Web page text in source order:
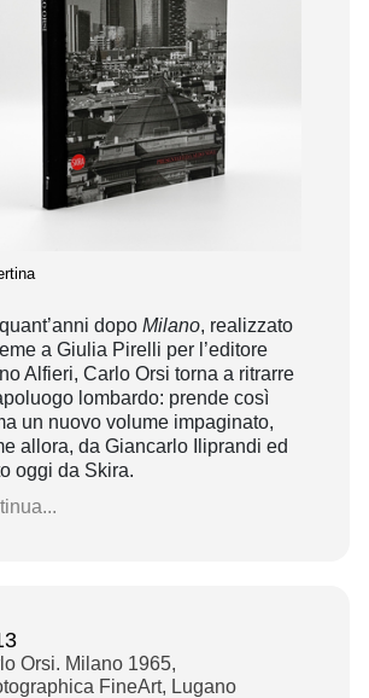
dopo Milano, realizzato
a Giulia Pirelli per l’editore
Alfieri, Carlo Orsi torna a ritrarre
lombardo: prende così
un nuovo volume impaginato,
allora, da Giancarlo Iliprandi ed
oggi da Skira.
Orsi. Milano 1965,
FineArt, Lugano